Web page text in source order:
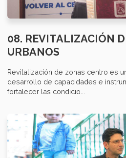
08. REVITALIZACIÓN
URBANOS
Revitalización de zonas centro es
desarrollo de capacidades e
fortalecer las condicio...